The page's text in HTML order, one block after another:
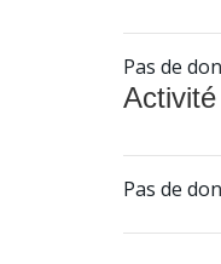
Pas de
Pas de